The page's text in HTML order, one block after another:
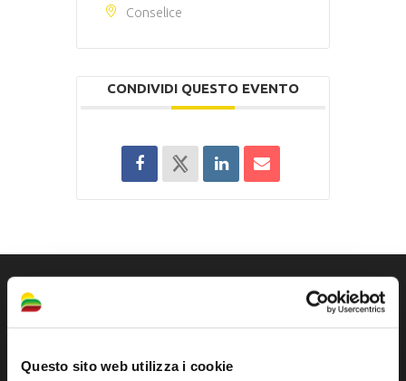
Questo sito web utilizza i cookie
Conselice
CONDIVIDI QUESTO EVENTO